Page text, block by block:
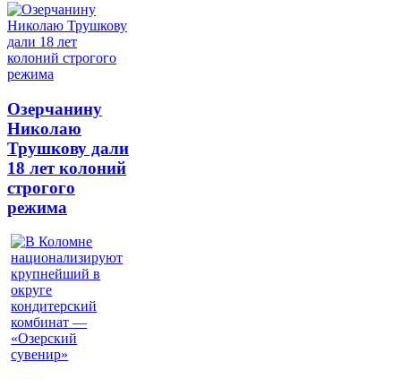
Озерчанину
Николаю
Трушкову дали
18 лет колоний
строгого
режима